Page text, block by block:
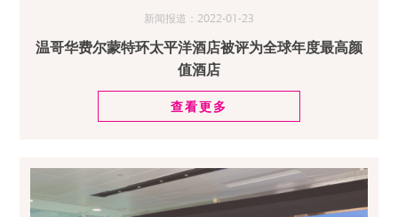
新闻报道：2022-01-23
温哥华费尔蒙特环太平洋酒店被评为全球年度最高颜
值酒店
查看更多